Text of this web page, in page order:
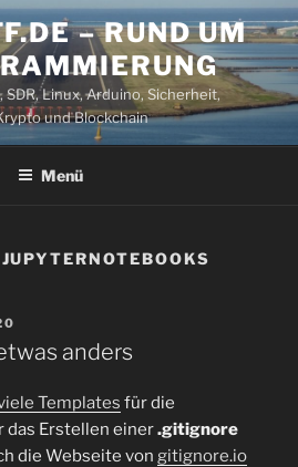
– RUND UM
SDR, Linux, Arduino, Sicherheit,
und Blockchain
Menü
JUPYTERNOTEBOOKS
anders
Templates für die
das Erstellen einer.gitignore
die Webseite von gitignore.io